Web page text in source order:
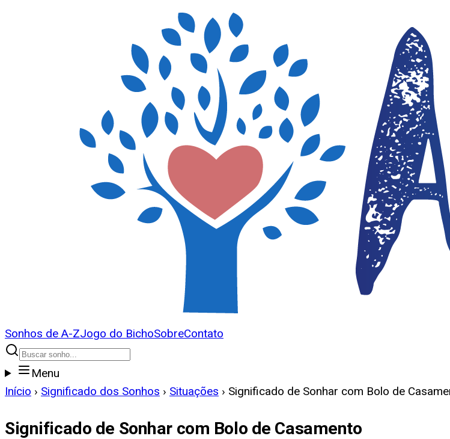
Sonhos de A-ZJogo do BichoSobreContato
Menu
Início › Significado dos Sonhos › Situações › Significado de Sonhar com Bolo de
Significado de Sonhar com Bolo de Casamento